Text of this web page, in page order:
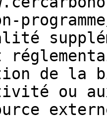
de la
ou